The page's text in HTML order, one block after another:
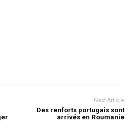
Next Article
Des renforts portugais sont
arrivés en Roumanie